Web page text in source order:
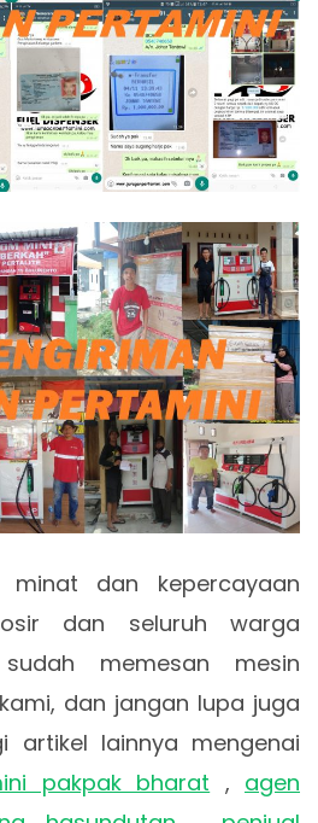
minat dan kepercayaan
dan seluruh warga
memesan mesin
dan jangan lupa juga
artikel lainnya mengenai
pakpak bharat , agen